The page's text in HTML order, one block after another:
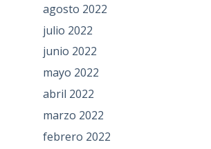
agosto 2022
julio 2022
junio 2022
mayo 2022
abril 2022
marzo 2022
febrero 2022